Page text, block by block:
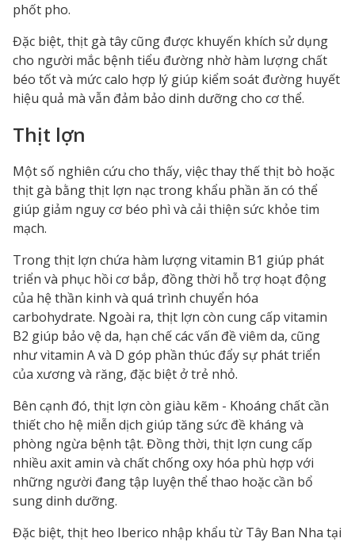
phốt pho.
Đặc biệt, thịt gà tây cũng được khuyến khích sử dụng
cho người mắc bệnh tiểu đường nhờ hàm lượng chất
béo tốt và mức calo hợp lý giúp kiểm soát đường huyết
hiệu quả mà vẫn đảm bảo dinh dưỡng cho cơ thể.
Thịt lợn
Một số nghiên cứu cho thấy, việc thay thế thịt bò hoặc
thịt gà bằng thịt lợn nạc trong khẩu phần ăn có thể
giúp giảm nguy cơ béo phì và cải thiện sức khỏe tim
mạch.
Trong thịt lợn chứa hàm lượng vitamin B1 giúp phát
triển và phục hồi cơ bắp, đồng thời hỗ trợ hoạt động
của hệ thần kinh và quá trình chuyển hóa
carbohydrate. Ngoài ra, thịt lợn còn cung cấp vitamin
B2 giúp bảo vệ da, hạn chế các vấn đề viêm da, cũng
như vitamin A và D góp phần thúc đẩy sự phát triển
của xương và răng, đặc biệt ở trẻ nhỏ.
Bên cạnh đó, thịt lợn còn giàu kẽm - Khoáng chất cần
thiết cho hệ miễn dịch giúp tăng sức đề kháng và
phòng ngừa bệnh tật. Đồng thời, thịt lợn cung cấp
nhiều axit amin và chất chống oxy hóa phù hợp với
những người đang tập luyện thể thao hoặc cần bổ
sung dinh dưỡng.
Đặc biệt, thịt heo Iberico nhập khẩu từ Tây Ban Nha tại